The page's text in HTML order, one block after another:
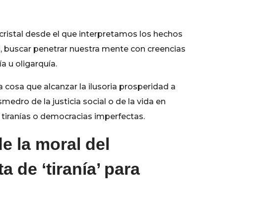
desde el que interpretamos los hechos
penetrar nuestra mente con creencias
u oligarquía.
que alcanzar la ilusoria prosperidad a
de la justicia social o de la vida en
o democracias imperfectas.
la moral del
de ‘tiranía’ para